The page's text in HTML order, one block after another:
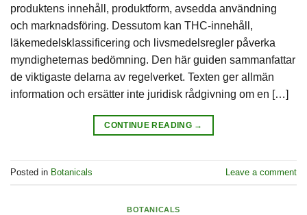
produktens innehåll, produktform, avsedda användning
och marknadsföring. Dessutom kan THC-innehåll,
läkemedelsklassificering och livsmedelsregler påverka
myndigheternas bedömning. Den här guiden sammanfattar
de viktigaste delarna av regelverket. Texten ger allmän
information och ersätter inte juridisk rådgivning om en […]
CONTINUE READING →
Posted in Botanicals Leave a comment
BOTANICALS